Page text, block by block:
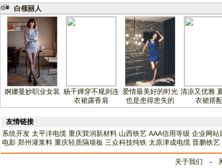
白领丽人
婀娜曼妙职业女装 杨千嬅穿不规则连
衣裙露香肩
爱情最美好的时光
也是患得患失的
清凉又优雅
衣裙搭
友情链接
系统开发 太平洋电缆 重庆巽润新材料 山西铁艺 AAA信用等级 企业网站
电影 郑州灌浆料 重庆轻质隔墙板 三众科技纯铁 太原津成电缆 晋鹏铁艺
关于我们 -